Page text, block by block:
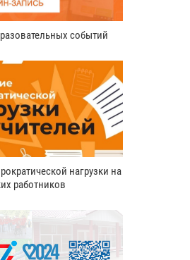
событий
нагрузки на
работников